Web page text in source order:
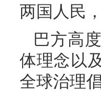
两国人民
巴方高
体理念以
全球治理倡